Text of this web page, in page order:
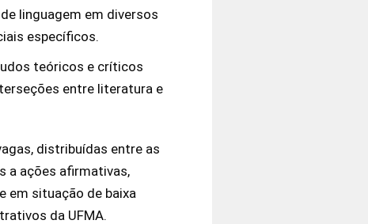
linguagem em diversos
específicos.
teóricos e críticos
entre literatura e
distribuídas entre as
a ações afirmativas,
em situação de baixa
da UFMA​.